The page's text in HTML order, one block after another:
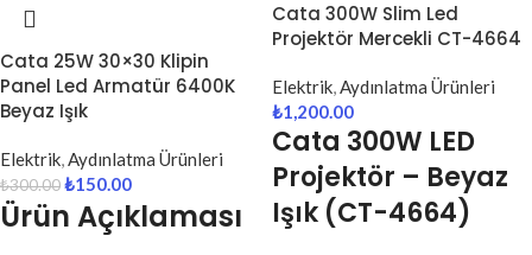
Cata 25W 30×30 Klipin
Panel Led Armatür 6400K
Beyaz Işık
Elektrik,Aydınlatma Ürünleri
₺300.00₺150.00
Ürün Açıklaması
Cata 300W Slim Led
Projektör Mercekli CT-4664
Elektrik,Aydınlatma Ürünleri
₺1,200.00
Cata 300W LED
Projektör – Beyaz
Işık (CT-4664)